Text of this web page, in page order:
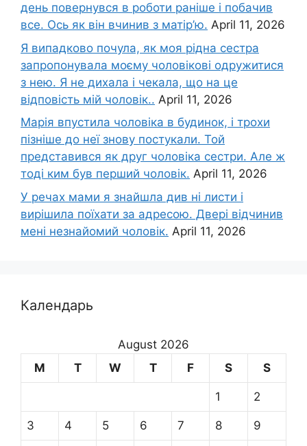
день повернувся в роботи раніше і побачив
все. Ось як він вчинив з матір’ю. April 11, 2026
Я випадково почула, як моя рідна сестра
запропонувала моєму чоловікові одружитися
з нею. Я не дихала і чекала, що на це
відповість мій чоловік.. April 11, 2026
Марія впустила чоловіка в будинок, і трохи
пізніше до неї знову постукали. Той
представився як друг чоловіка сестри. Але ж
тоді ким був перший чоловік. April 11, 2026
У речах мами я знайшла див ні листи і
вирішила поїхати за адресою. Двері відчинив
мені незнайомий чоловік. April 11, 2026
Календарь
August 2026
M
T W T F S S
1 2
3 4 5 6 7 8 9